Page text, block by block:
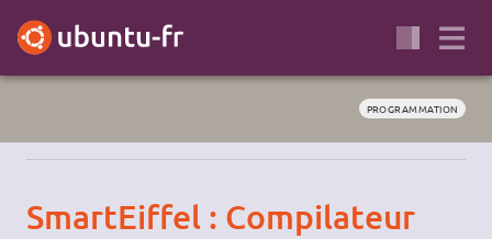
PROGRAMMATION
SmartEiffel : Compilateur